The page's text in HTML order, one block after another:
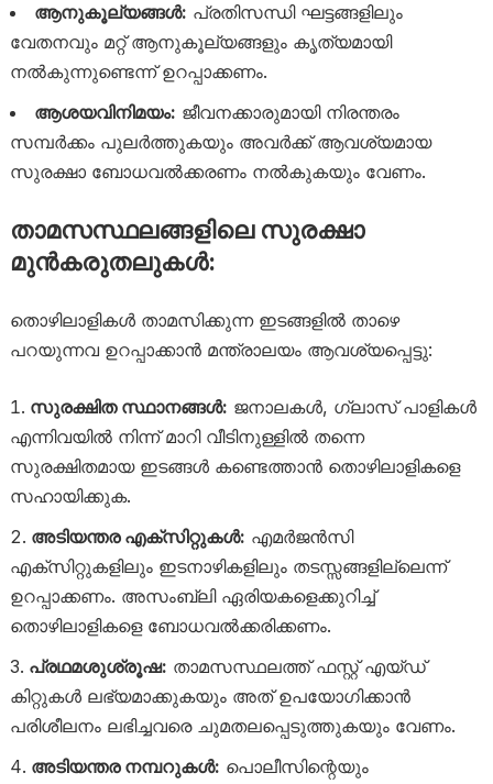
ആനുകൂല്യങ്ങൾ: പ്രതിസന്ധി ഘട്ടങ്ങളിലും
വേതനവും മറ്റ് ആനുകൂല്യങ്ങളും കൃത്യമായി
നൽകുന്നുണ്ടെന്ന് ഉറപ്പാക്കണം.
ആശയവിനിമയം: ജീവനക്കാരുമായി നിരന്തരം
സമ്പർക്കം പുലർത്തുകയും അവർക്ക് ആവശ്യമായ
സുരക്ഷാ ബോധവൽക്കരണം നൽകുകയും വേണം.
താമസസ്ഥലങ്ങളിലെ സുരക്ഷാ
മുൻകരുതലുകൾ:
തൊഴിലാളികൾ താമസിക്കുന്ന ഇടങ്ങളിൽ താഴെ
പറയുന്നവ ഉറപ്പാക്കാൻ മന്ത്രാലയം ആവശ്യപ്പെട്ടു:
സുരക്ഷിത സ്ഥാനങ്ങൾ: ജനാലകൾ, ഗ്ലാസ് പാളികൾ
എന്നിവയിൽ നിന്ന് മാറി വീടിനുള്ളിൽ തന്നെ
സുരക്ഷിതമായ ഇടങ്ങൾ കണ്ടെത്താൻ തൊഴിലാളികളെ
സഹായിക്കുക.
അടിയന്തര എക്സിറ്റുകൾ: എമർജൻസി
എക്സിറ്റുകളിലും ഇടനാഴികളിലും തടസ്സങ്ങളില്ലെന്ന്
ഉറപ്പാക്കണം. അസംബ്ലി ഏരിയകളെക്കുറിച്ച്
തൊഴിലാളികളെ ബോധവൽക്കരിക്കണം.
പ്രഥമശുശ്രൂഷ: താമസസ്ഥലത്ത് ഫസ്റ്റ് എയ്ഡ്
കിറ്റുകൾ ലഭ്യമാക്കുകയും അത് ഉപയോഗിക്കാൻ
പരിശീലനം ലഭിച്ചവരെ ചുമതലപ്പെടുത്തുകയും വേണം.
അടിയന്തര നമ്പറുകൾ: പൊലീസിന്റെയും